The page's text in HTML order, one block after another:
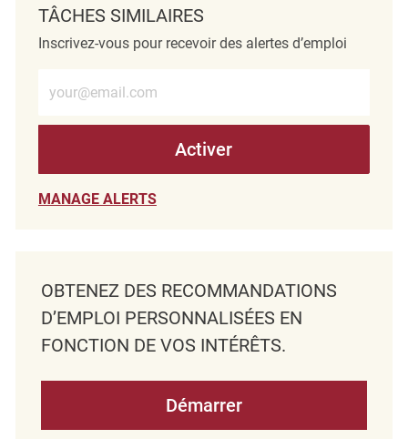
TÂCHES SIMILAIRES
Inscrivez-vous pour recevoir des alertes d’emploi
Activer
MANAGE ALERTS
OBTENEZ DES RECOMMANDATIONS
D’EMPLOI PERSONNALISÉES EN
FONCTION DE VOS INTÉRÊTS.
Démarrer